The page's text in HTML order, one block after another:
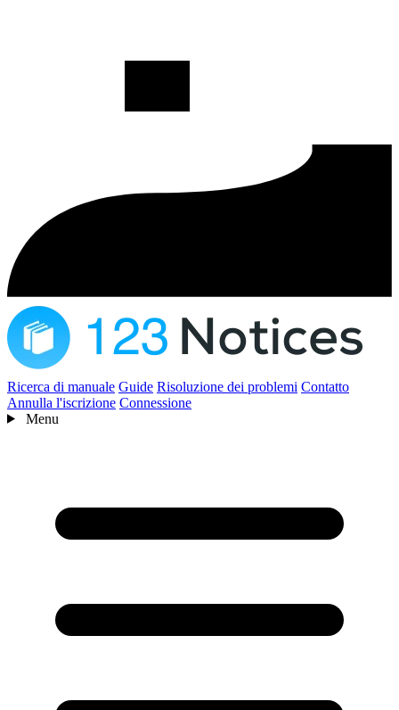
Ricerca di manuale Guide Risoluzione dei problemi Contatto
Annulla l'iscrizione Connessione
Menu